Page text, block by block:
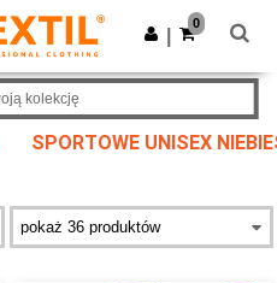
Pobierz app
0
SPORTOWE UNISEX
kolekcję